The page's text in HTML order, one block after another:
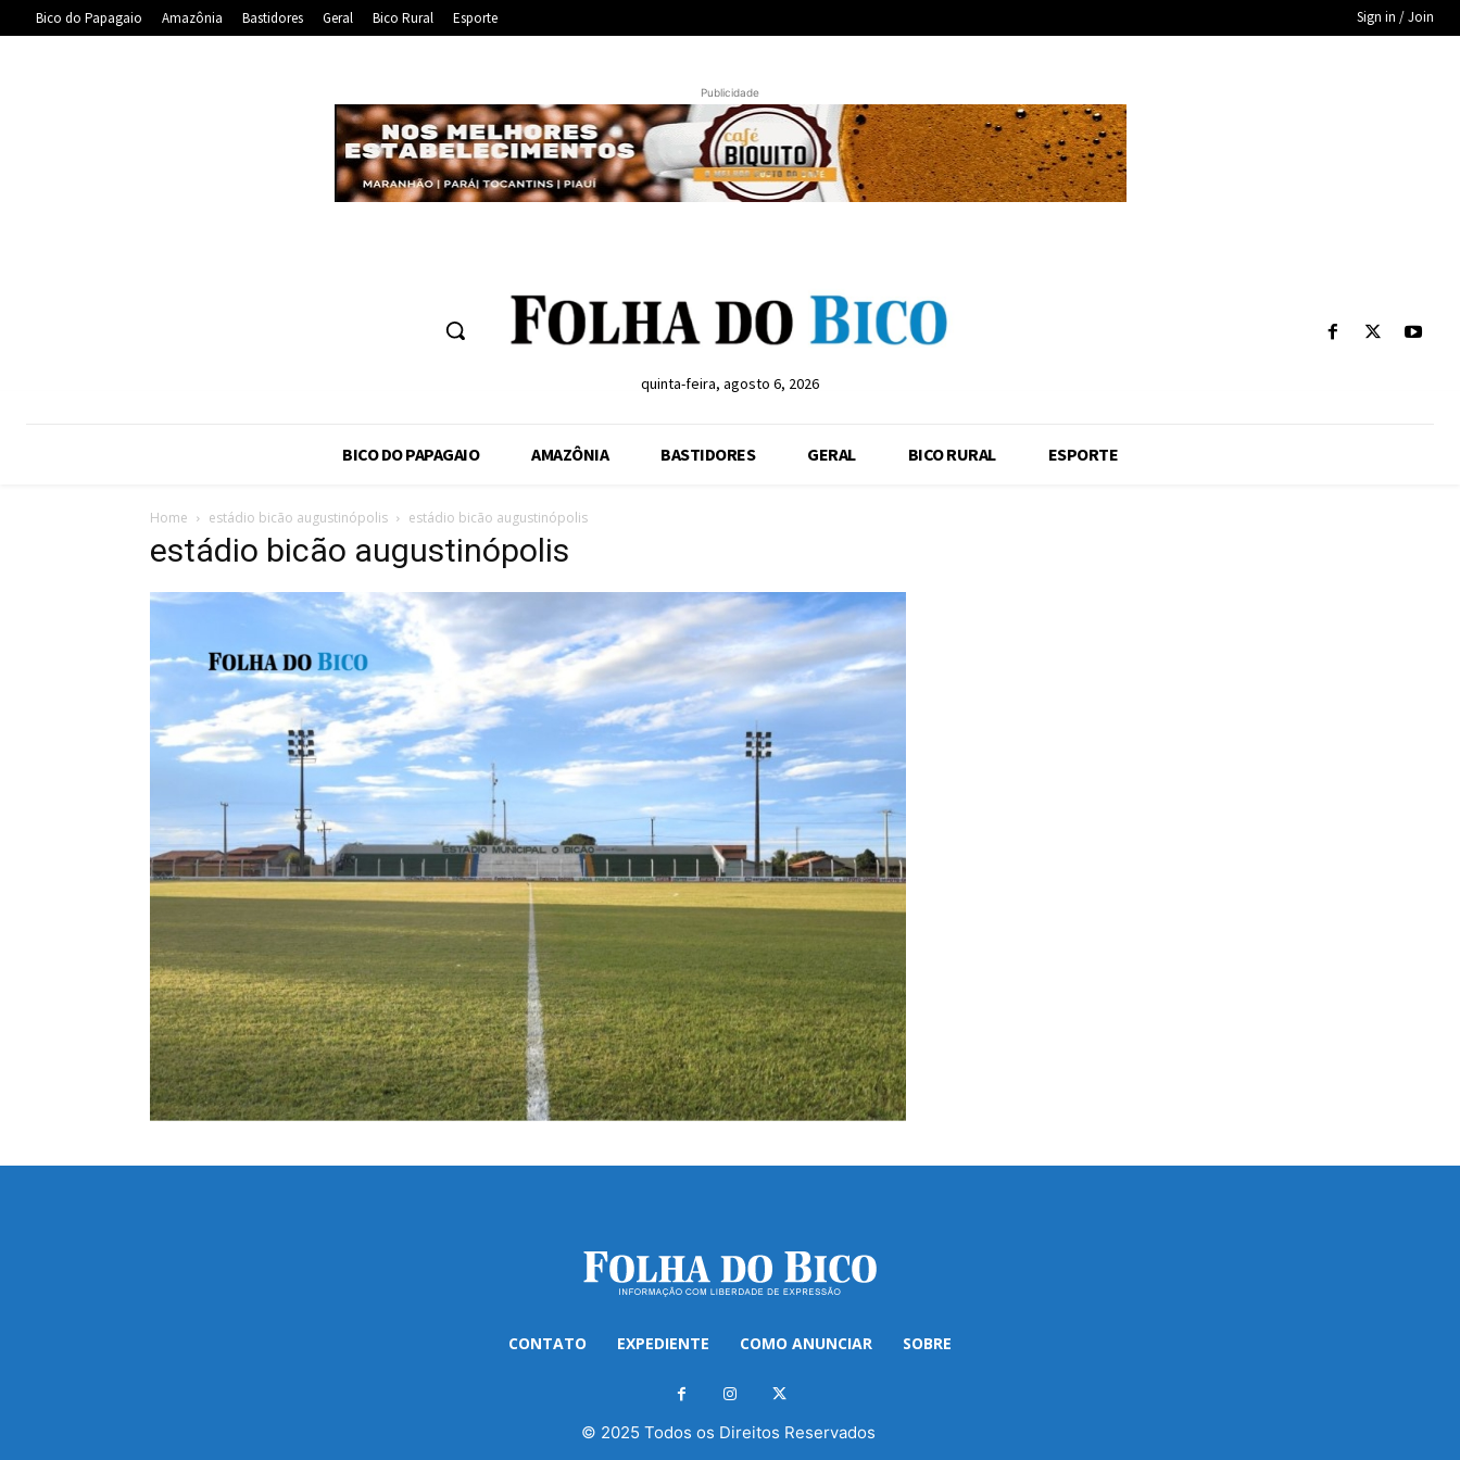
Bico do Papagaio Amazônia Bastidores Geral Bico Rural Esporte Sign in / Join
Publicidade
quinta-feira, agosto 6, 2026
BICO DO PAPAGAIO AMAZÔNIA BASTIDORES GERAL BICO RURAL ESPORTE
Home estádio bicão augustinópolis estádio bicão augustinópolis
estádio bicão augustinópolis
CONTATO EXPEDIENTE COMO ANUNCIAR SOBRE
© 2025 Todos os Direitos Reservados